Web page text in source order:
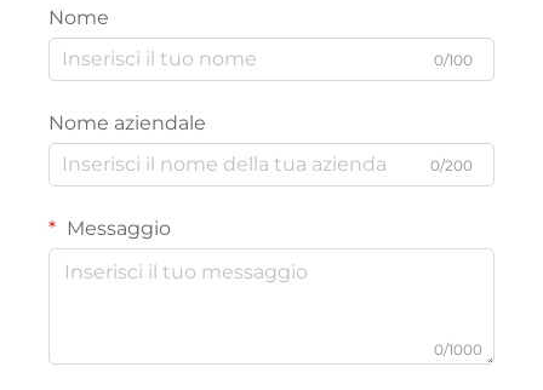
Nome
0/100
Nome aziendale
0/200
Messaggio
0/1000